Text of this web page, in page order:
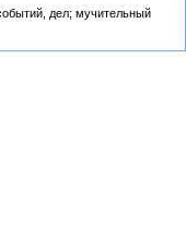
дел; мучительный